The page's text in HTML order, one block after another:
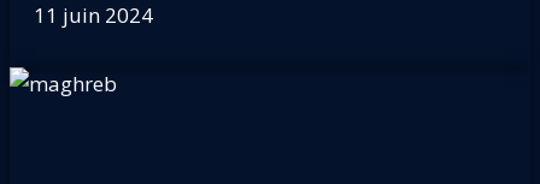
11 juin 2024